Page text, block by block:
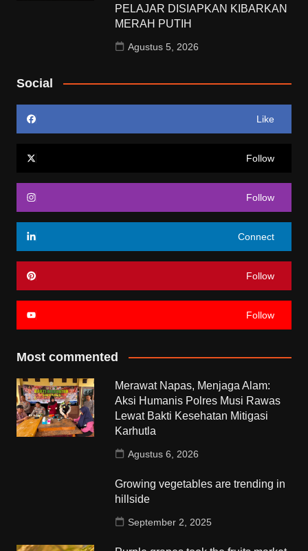
PELAJAR DISIAPKAN KIBARKAN
MERAH PUTIH
Agustus 5, 2026
Social
Like
Follow
Follow
Connect
Follow
Follow
Most commented
Merawat Napas, Menjaga Alam:
Aksi Humanis Polres Musi Rawas
Lewat Bakti Kesehatan Mitigasi
Karhutla
Agustus 6, 2026
Growing vegetables are trending in
hillside
September 2, 2025